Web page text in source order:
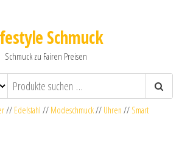
Schmuck
Schmuck zu Fairen Preisen
// Edelstahl // Modeschmuck// Uhren // Smart